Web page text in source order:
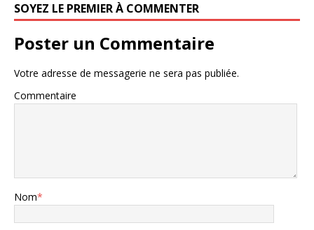
SOYEZ LE PREMIER À COMMENTER
Poster un Commentaire
Votre adresse de messagerie ne sera pas publiée.
Commentaire
Nom*